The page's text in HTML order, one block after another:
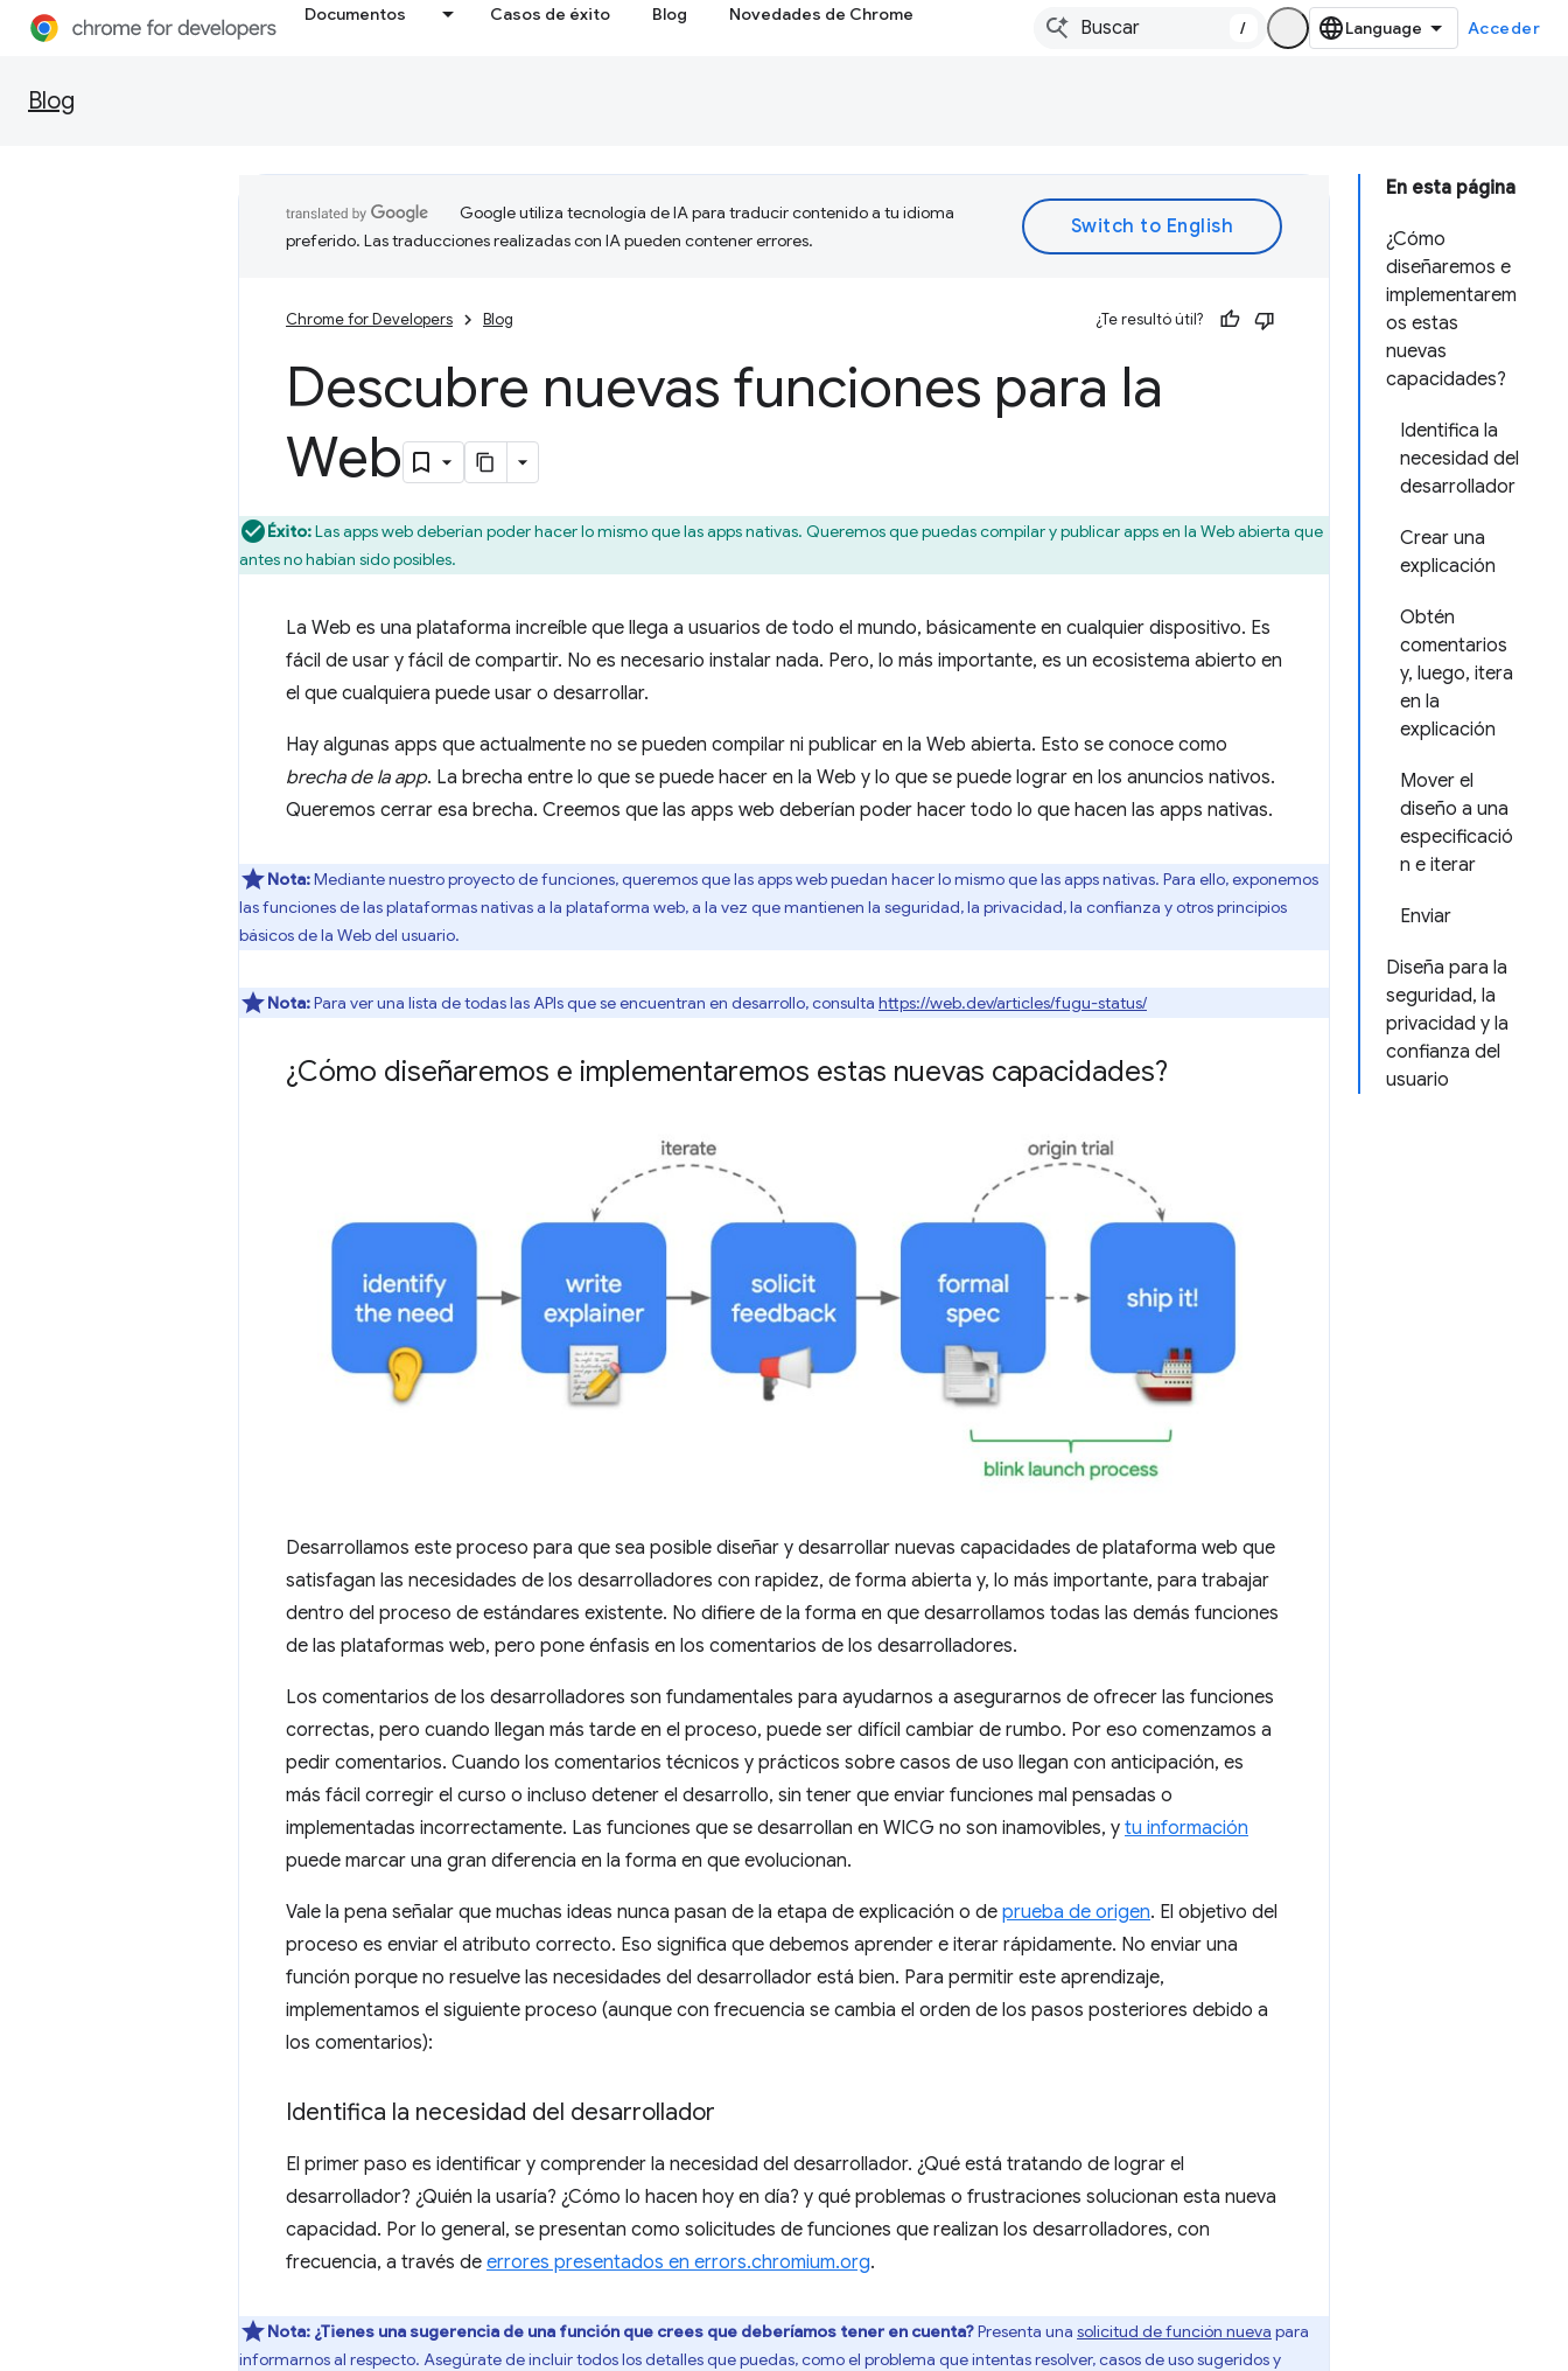
Documentos Casos de éxito Blog Novedades de Chrome
/ Acceder
Blog
En esta página
¿Cómo
diseñaremos e
implementarem
os estas
nuevas
capacidades?
Identifica la
necesidad del
desarrollador
Crear una
explicación
Obtén
comentarios
y, luego, itera
en la
explicación
Mover el
diseño a una
especificació
n e iterar
Enviar
Diseña para la
seguridad, la
privacidad y la
confianza del
usuario
Google utiliza tecnología de IA para traducir contenido a tu idioma
preferido. Las traducciones realizadas con IA pueden contener errores.
Chrome for Developers Blog ¿Te resultó útil?
Descubre nuevas funciones para la
Web
Éxito:Las apps web deberían poder hacer lo mismo que las apps nativas. Queremos que puedas compilar y publicar apps en la Web abierta que
antes no habían sido posibles.
La Web es una plataforma increíble que llega a usuarios de todo el mundo, básicamente en cualquier dispositivo. Es
fácil de usar y fácil de compartir. No es necesario instalar nada. Pero, lo más importante, es un ecosistema abierto en
el que cualquiera puede usar o desarrollar.
Hay algunas apps que actualmente no se pueden compilar ni publicar en la Web abierta. Esto se conoce como
brecha de la app. La brecha entre lo que se puede hacer en la Web y lo que se puede lograr en los anuncios nativos.
Queremos cerrar esa brecha. Creemos que las apps web deberían poder hacer todo lo que hacen las apps nativas.
Nota:Mediante nuestro proyecto de funciones, queremos que las apps web puedan hacer lo mismo que las apps nativas. Para ello, exponemos
las funciones de las plataformas nativas a la plataforma web, a la vez que mantienen la seguridad, la privacidad, la confianza y otros principios
básicos de la Web del usuario.
Nota:Para ver una lista de todas las APIs que se encuentran en desarrollo, consulta https://web.dev/articles/fugu-status/
¿Cómo diseñaremos e implementaremos estas nuevas capacidades?
Desarrollamos este proceso para que sea posible diseñar y desarrollar nuevas capacidades de plataforma web que
satisfagan las necesidades de los desarrolladores con rapidez, de forma abierta y, lo más importante, para trabajar
dentro del proceso de estándares existente. No difiere de la forma en que desarrollamos todas las demás funciones
de las plataformas web, pero pone énfasis en los comentarios de los desarrolladores.
Los comentarios de los desarrolladores son fundamentales para ayudarnos a asegurarnos de ofrecer las funciones
correctas, pero cuando llegan más tarde en el proceso, puede ser difícil cambiar de rumbo. Por eso comenzamos a
pedir comentarios. Cuando los comentarios técnicos y prácticos sobre casos de uso llegan con anticipación, es
más fácil corregir el curso o incluso detener el desarrollo, sin tener que enviar funciones mal pensadas o
implementadas incorrectamente. Las funciones que se desarrollan en WICG no son inamovibles, y tu información
puede marcar una gran diferencia en la forma en que evolucionan.
Vale la pena señalar que muchas ideas nunca pasan de la etapa de explicación o de prueba de origen. El objetivo del
proceso es enviar el atributo correcto. Eso significa que debemos aprender e iterar rápidamente. No enviar una
función porque no resuelve las necesidades del desarrollador está bien. Para permitir este aprendizaje,
implementamos el siguiente proceso (aunque con frecuencia se cambia el orden de los pasos posteriores debido a
los comentarios):
Identifica la necesidad del desarrollador
El primer paso es identificar y comprender la necesidad del desarrollador. ¿Qué está tratando de lograr el
desarrollador? ¿Quién la usaría? ¿Cómo lo hacen hoy en día? y qué problemas o frustraciones solucionan esta nueva
capacidad. Por lo general, se presentan como solicitudes de funciones que realizan los desarrolladores, con
frecuencia, a través de errores presentados en errors.chromium.org.
Nota: ¿Tienes una sugerencia de una función que crees que deberíamos tener en cuenta?Presenta una solicitud de función nueva para
informarnos al respecto. Asegúrate de incluir todos los detalles que puedas, como el problema que intentas resolver, casos de uso sugeridos y